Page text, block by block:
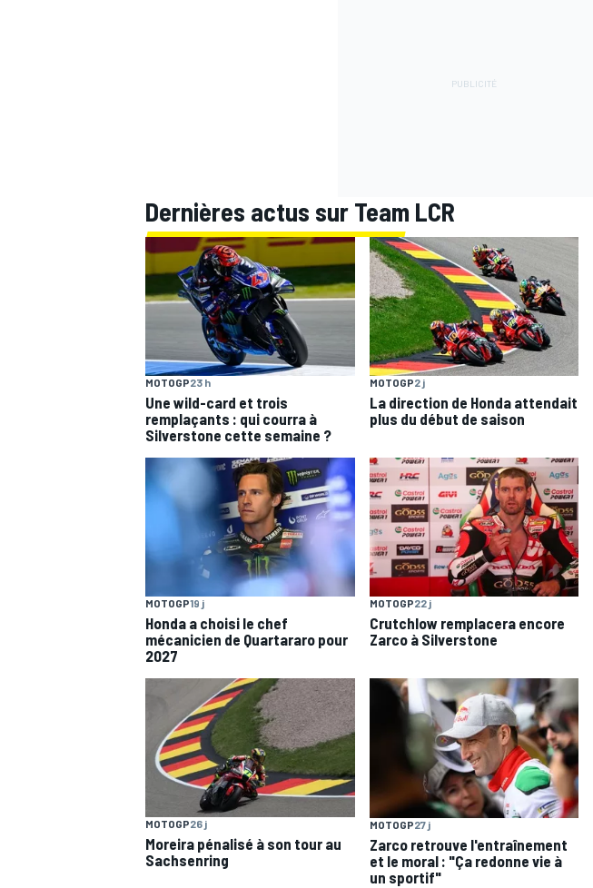
Dernières actus sur Team LCR
MOTOGP23 h
Une wild-card et trois
remplaçants : qui courra à
Silverstone cette semaine ?
MOTOGP2 j
La direction de Honda attendait
plus du début de saison
MOTOGP19 j
Honda a choisi le chef
mécanicien de Quartararo pour
2027
MOTOGP22 j
Crutchlow remplacera encore
Zarco à Silverstone
MOTOGP26 j
Moreira pénalisé à son tour au
Sachsenring
MOTOGP27 j
Zarco retrouve l'entraînement
et le moral : "Ça redonne vie à
un sportif"